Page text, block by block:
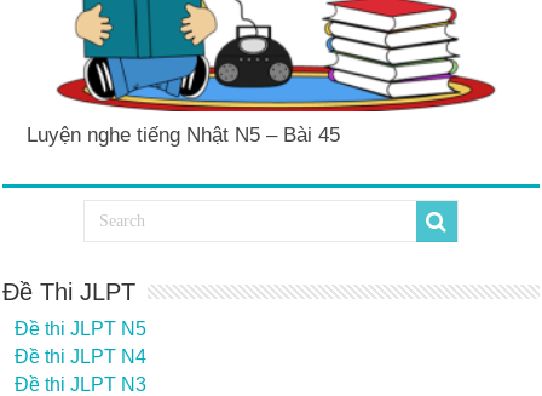
Luyện nghe tiếng Nhật N5 – Bài 45
Đề Thi JLPT
Đề thi JLPT N5
Đề thi JLPT N4
Đề thi JLPT N3